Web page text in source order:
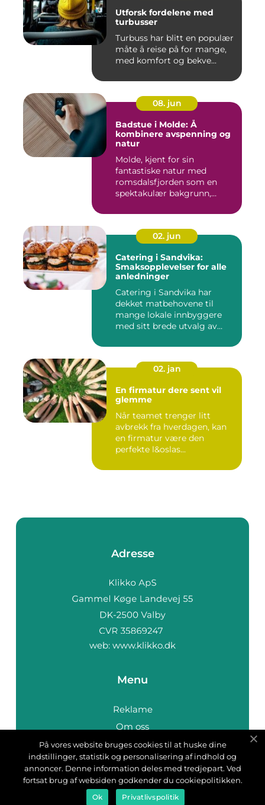
Utforsk fordelene med
turbusser
Turbuss har blitt en populær
måte å reise på for mange,
med komfort og bekve...
08. jun
Badstue i Molde: Å
kombinere avspenning og
natur
Molde, kjent for sin
fantastiske natur med
romsdalsfjorden som en
spektakulær bakgrunn,
02. jun
Catering i Sandvika:
Smaksopplevelser for alle
anledninger
Catering i Sandvika har
dekket matbehovene til
mange lokale innbyggere
med sitt brede utvalg av
02. jan
En firmatur dere sent vil
glemme
Når teamet trenger litt
avbrekk fra hverdagen, kan
en firmatur være den
perfekte l&oslas...
Adresse
web: www.klikko.dk
Menu
Reklame
Om oss
Cookies
Kontakt Oss
Sitemap
På vores website bruges cookies til at huske dine
indstillinger, statistik og personalisering af indhold og
annoncer. Denne information deles med tredjepart. Ved
fortsat brug af websiden godkender du cookiepolitikken.
Ok Privatlivspolitik